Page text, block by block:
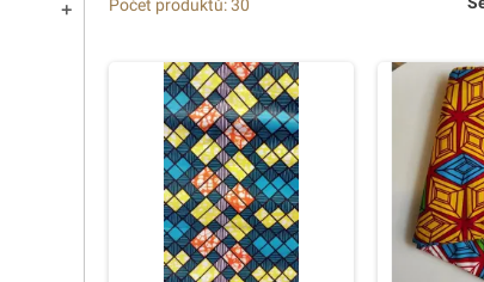
add Počet produktů: 30